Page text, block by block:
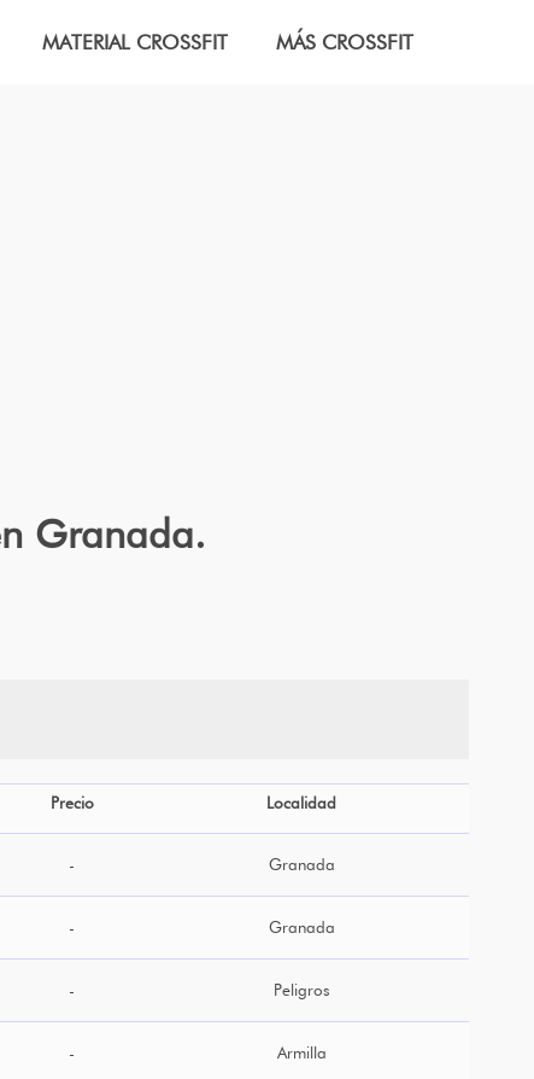
MATERIAL CROSSFIT MÁS CROSSFIT
Granada.
Precio Localidad
- Granada
- Granada
- Peligros
- Armilla